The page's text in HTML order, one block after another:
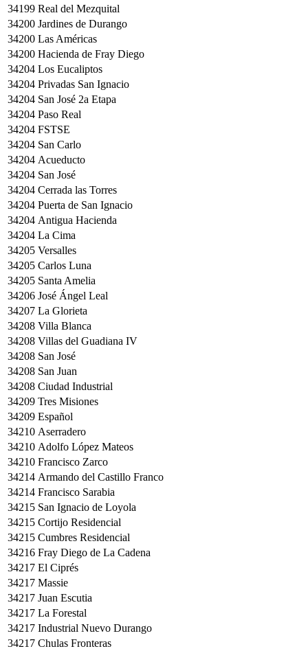
34199 Real del Mezquital
34200 Jardines de Durango
34200 Las Américas
34200 Hacienda de Fray Diego
34204 Los Eucaliptos
34204 Privadas San Ignacio
34204 San José 2a Etapa
34204 Paso Real
34204 FSTSE
34204 San Carlo
34204 Acueducto
34204 San José
34204 Cerrada las Torres
34204 Puerta de San Ignacio
34204 Antigua Hacienda
34204 La Cima
34205 Versalles
34205 Carlos Luna
34205 Santa Amelia
34206 José Ángel Leal
34207 La Glorieta
34208 Villa Blanca
34208 Villas del Guadiana IV
34208 San José
34208 San Juan
34208 Ciudad Industrial
34209 Tres Misiones
34209 Español
34210 Aserradero
34210 Adolfo López Mateos
34210 Francisco Zarco
34214 Armando del Castillo Franco
34214 Francisco Sarabia
34215 San Ignacio de Loyola
34215 Cortijo Residencial
34215 Cumbres Residencial
34216 Fray Diego de La Cadena
34217 El Ciprés
34217 Massie
34217 Juan Escutia
34217 La Forestal
34217 Industrial Nuevo Durango
34217 Chulas Fronteras